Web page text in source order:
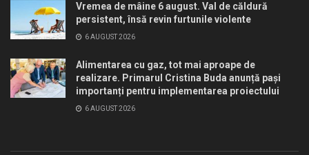
Vremea de mâine 6 august. Val de căldură
persistent, însă revin furtunile violente
6 AUGUST 2026
Alimentarea cu gaz, tot mai aproape de
realizare. Primarul Cristina Buda anunță pași
importanți pentru implementarea proiectului
6 AUGUST 2026